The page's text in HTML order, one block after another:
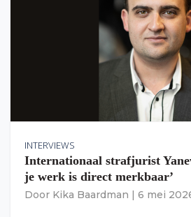
INTERVIEWS
Internationaal strafjurist
je werk is direct merkbaar’
Door Kika Baardman 6 mei